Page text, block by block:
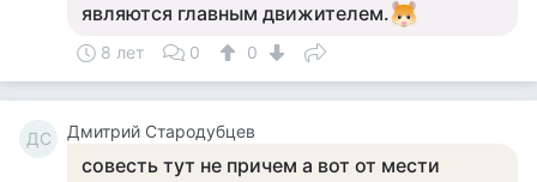
являются главным движителем.
8 лет 0 0
ДС Дмитрий Стародубцев
совесть тут не причем а вот от мести